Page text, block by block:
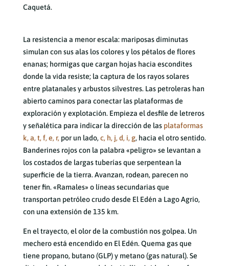
Caquetá.
La resistencia a menor escala: mariposas diminutas
simulan con sus alas los colores y los pétalos de flores
enanas; hormigas que cargan hojas hacia escondites
donde la vida resiste; la captura de los rayos solares
entre platanales y arbustos silvestres. Las petroleras han
abierto caminos para conectar las plataformas de
exploración y explotación. Empieza el desfile de letreros
y señalética para indicar la dirección de las plataformas
k, a, t, f, e, r, por un lado,c, h, j, d, i, g, hacia el otro sentido.
Banderines rojos con la palabra «peligro» se levantan a
los costados de largas tuberías que serpentean la
superficie de la tierra. Avanzan, rodean, parecen no
tener fin. «Ramales» o líneas secundarias que
transportan petróleo crudo desde El Edén a Lago Agrio,
con una extensión de 135 km.
En el trayecto, el olor de la combustión nos golpea. Un
mechero está encendido en El Edén. Quema gas que
tiene propano, butano (GLP) y metano (gas natural). Se